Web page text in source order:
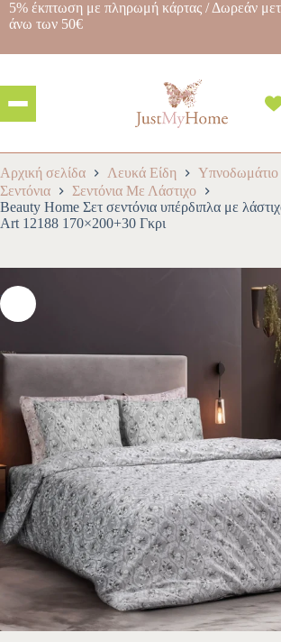
5% έκπτωση με πληρωμή κάρτας / Δωρεάν
άνω των 50€
Αρχική σελίδα Λευκά Είδη
Υπνοδωμάτιο
Σεντόνια
Σεντόνια Με Λάστιχο
Beauty Home Σετ σεντόνια υπέρδιπλα με
Art 12188 170×200+30 Γκρι
-10%